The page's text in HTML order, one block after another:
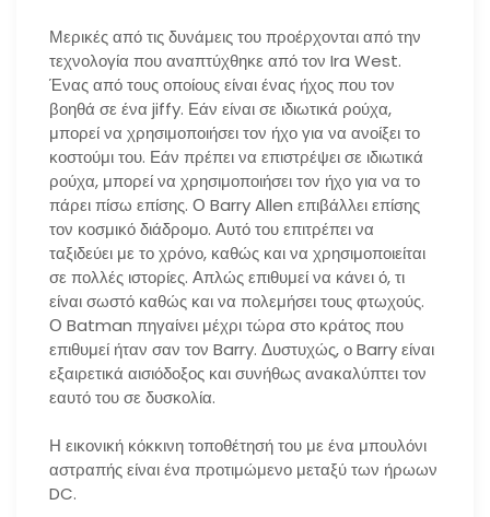
Μερικές από τις δυνάμεις του προέρχονται από την
τεχνολογία που αναπτύχθηκε από τον Ira West.
Ένας από τους οποίους είναι ένας ήχος που τον
βοηθά σε ένα jiffy. Εάν είναι σε ιδιωτικά ρούχα,
μπορεί να χρησιμοποιήσει τον ήχο για να ανοίξει το
κοστούμι του. Εάν πρέπει να επιστρέψει σε ιδιωτικά
ρούχα, μπορεί να χρησιμοποιήσει τον ήχο για να το
πάρει πίσω επίσης. Ο Barry Allen επιβάλλει επίσης
τον κοσμικό διάδρομο. Αυτό του επιτρέπει να
ταξιδεύει με το χρόνο, καθώς και να χρησιμοποιείται
σε πολλές ιστορίες. Απλώς επιθυμεί να κάνει ό, τι
είναι σωστό καθώς και να πολεμήσει τους φτωχούς.
Ο Batman πηγαίνει μέχρι τώρα στο κράτος που
επιθυμεί ήταν σαν τον Barry. Δυστυχώς, ο Barry είναι
εξαιρετικά αισιόδοξος και συνήθως ανακαλύπτει τον
εαυτό του σε δυσκολία.
Η εικονική κόκκινη τοποθέτησή του με ένα μπουλόνι
αστραπής είναι ένα προτιμώμενο μεταξύ των ήρωων
DC.